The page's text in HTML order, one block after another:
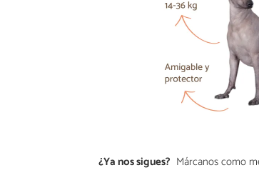
¿Ya nos sigues? Márcanos como